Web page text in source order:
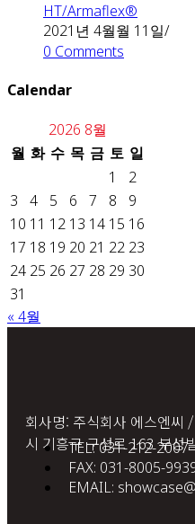
HT/Armaflex®
2021년 4월월 11일/
0 Comments
Calendar
2026 8월
월 화 수 목 금 토 일
1
2
3
4 5 6 7 8
9
10 11 12 13 14 15 16
17 18 19 20 21 22 23
24 25 26 27 28 29 30
31
« 4월
회사명: 주식회사 에스엔씨
시 기흥구 구성로 163 부성
TEL: 031-212-2007
FAX: 031-8005-
EMAIL: